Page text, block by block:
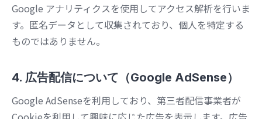
Google アナリティクスを使用してアクセス解析を行いま
す。匿名データとして収集されており、個人を特定する
ものではありません。
4. 広告配信について（Google AdSense）
Google AdSenseを利用しており、第三者配信事業者が